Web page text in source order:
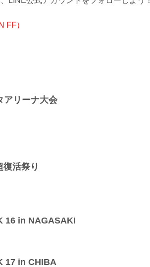
FF）
アリーナ大会
復活祭り
16 in NAGASAKI
17 in CHIBA